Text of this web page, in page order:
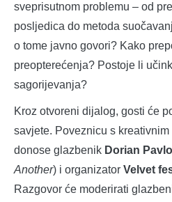
sveprisutnom problemu – od
posljedica do metoda
o tome javno govori? Kako
preopterećenja? Postoje li
sagorijevanja?
Kroz otvoreni dijalog, gosti će
savjete. Poveznicu s
donose glazbenik Dorian
Another) i organizator Velvet
Razgovor će moderirati